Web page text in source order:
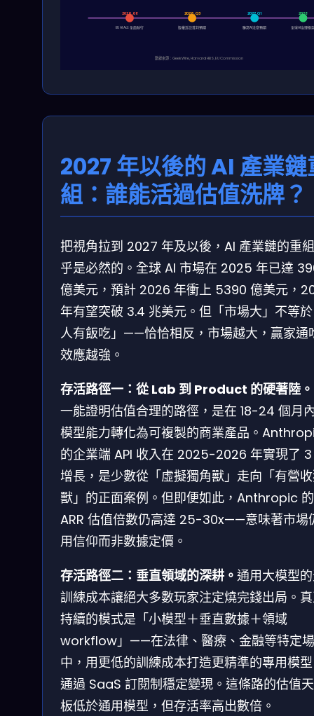
2026.08
EU AI Act 全面執行
2026.Q3
版權訴訟首判預期
2027.Q1
聯邦AI法案預期
2028
全球AI治理框
數據來源：GeekWire, Harvard HBS, EU Commission
2027 年以後的 AI 產業鏈
組：誰能活過估值洗牌？
把視角拉到 2027 年及以後，AI 產業鏈的重
乎是必然的。全球 AI 市場在 2025 年已達
億美元，預計 2026 年衝上 5390 億美元，
年有望突破 3.4 兆美元。但「市場大」不等
人有飯吃」——恰恰相反，市場越大，贏家通
效應越強。
存活路徑一：從 Lab 到 Product 的硬著陸。
一能證明估值合理的路徑，是在 18-24 個月
模型能力轉化為可複製的商業產品。
的企業端 API 收入在 2025-2026 年實現了
增長，是少數從「虛擬獨角獸」走向「有營
獸」的正面案例。但即便如此，Anthropic 的
ARR 估值倍數仍高達 25-30x——意味著市場
用信仰而非數據定價。
存活路徑二：垂直領域的深耕。 通用大模型
訓練成本讓絕大多數玩家注定燒完錢出局。
持續的模式是「小模型＋垂直數據＋領域
workflow」——在法律、醫療、金融等特定
中，用更低的訓練成本打造更精準的專用模
通過 SaaS 訂閱制穩定變現。這條路的估值
板低於通用模型，但存活率高出數倍。